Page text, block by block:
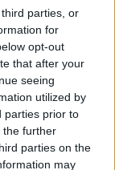
parties, or
for
opt-out
that after your
seeing
utilized by
parties prior to
the further
parties on the
may